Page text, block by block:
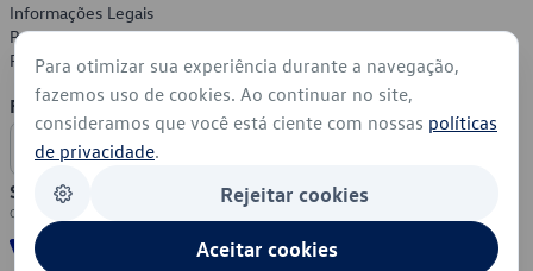
Informações Legais
Política de Privacidade
Política de Cookies
Formas de Pagamento
Segurança
Para otimizar sua experiência durante a navegação,
fazemos uso de cookies. Ao continuar no site,
consideramos que você está ciente com nossas políticas
de privacidade.
Rejeitar cookies
Aceitar cookies